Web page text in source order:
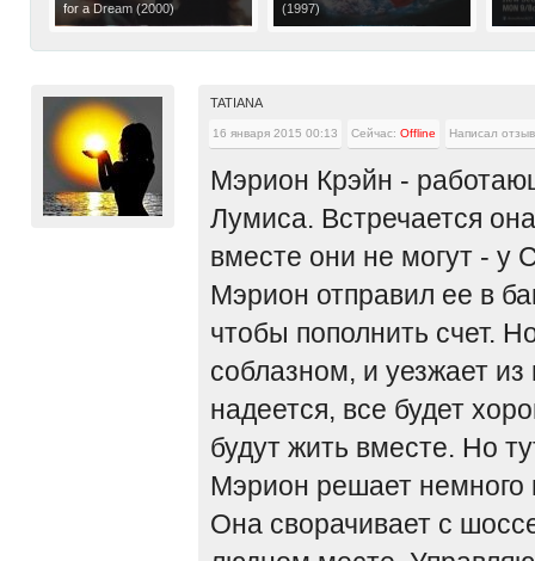
for a Dream (2000)
(1997)
TATIANA
16 января 2015 00:13 Сейчас: Offline Написал
Мэрион Крэйн -
Лумиса. Встречается
вместе они не могут - у
Мэрион отправил ее в
чтобы пополнить счет.
соблазном, и уезжает из
надеется, все будет
будут жить вместе. Но
Мэрион решает немного
Она сворачивает с